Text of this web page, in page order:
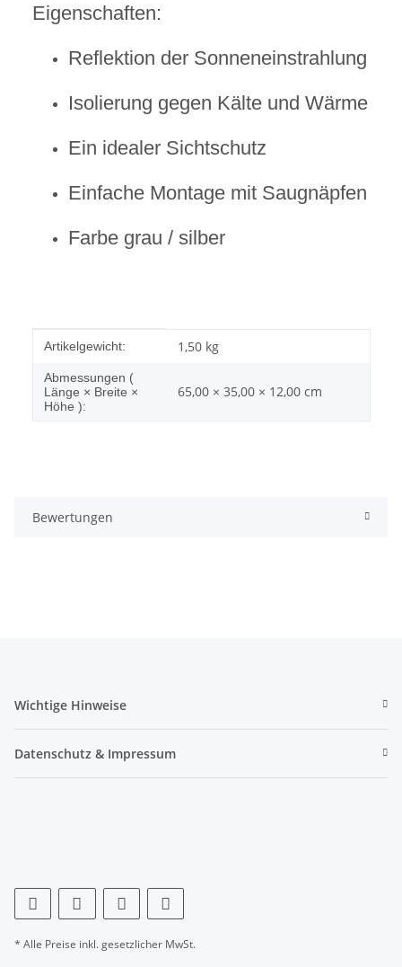
Eigenschaften:
Reflektion der Sonneneinstrahlung
Isolierung gegen Kälte und Wärme
Ein idealer Sichtschutz
Einfache Montage mit Saugnäpfen
Farbe grau / silber
Produkteigenschaft
Wert
Artikelgewicht: 1,50 kg
Abmessungen (
Länge × Breite ×
Höhe ):
65,00 × 35,00 × 12,00 cm
Bewertungen
Wichtige Hinweise
Datenschutz & Impressum
* Alle Preise inkl. gesetzlicher MwSt.